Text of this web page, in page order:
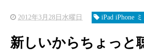
2012年3月28日水曜日 iPad iPhone
新しいからちょっと